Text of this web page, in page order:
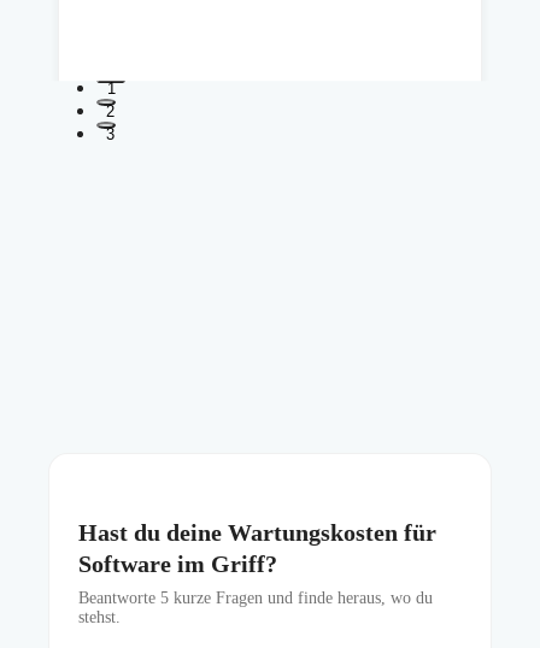
1
2
3
Hast du deine Wartungskosten für
Software im Griff?
Beantworte 5 kurze Fragen und finde heraus, wo du
stehst.